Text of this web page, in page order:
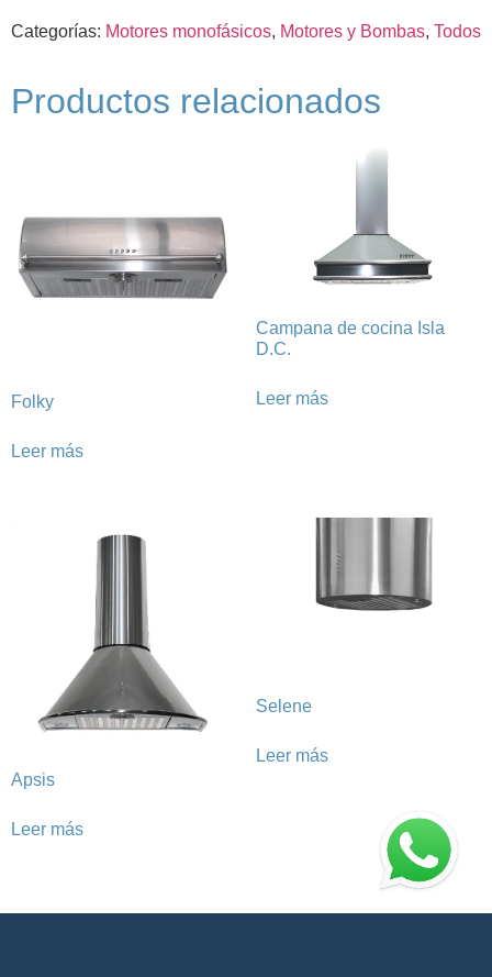
Categorías: Motores monofásicos, Motores y Bombas, Todos
Productos relacionados
Folky
Leer más
Campana de cocina Isla
D.C.
Leer más
Apsis
Leer más
Selene
Leer más